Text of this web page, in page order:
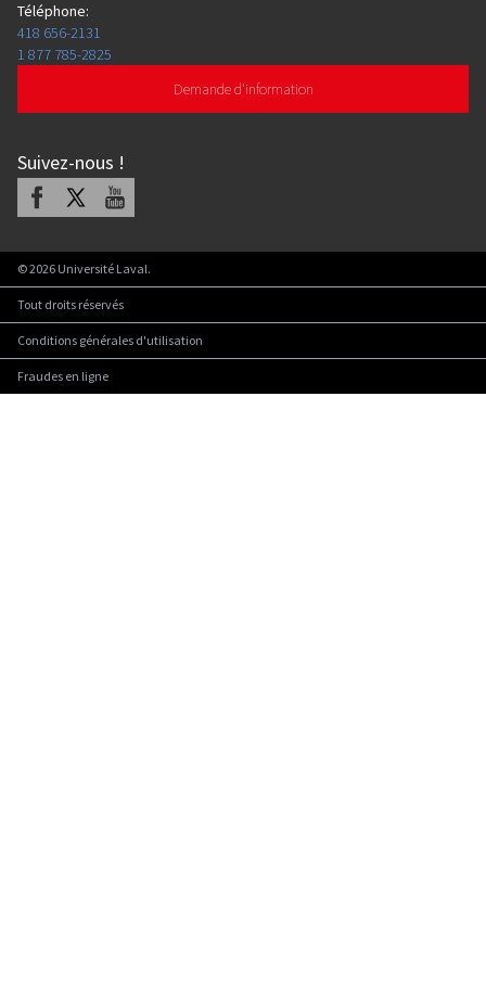
Téléphone:
418 656-2131
1 877 785-2825
Demande d'information
Suivez-nous !
Facebook Youtube
©2026 Université Laval.
Tout droits réservés
Conditions générales d'utilisation
Fraudes en ligne